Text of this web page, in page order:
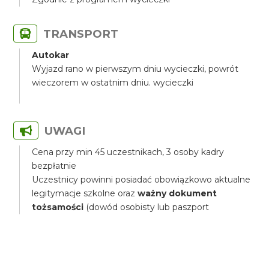
TRANSPORT
Autokar
Wyjazd rano w pierwszym dniu wycieczki, powrót
wieczorem w ostatnim dniu. wycieczki
UWAGI
Cena przy min 45 uczestnikach, 3 osoby kadry
bezpłatnie
Uczestnicy powinni posiadać obowiązkowo aktualne
legitymacje szkolne orazważny dokument
tożsamości (dowód osobisty lub paszport